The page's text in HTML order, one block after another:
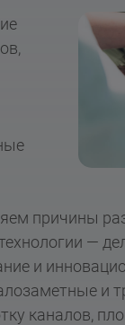
причины
—
и
и
каналов,